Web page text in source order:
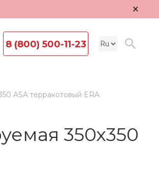
×
8 (800) 500-11-23
ASA терракотовый ERA
350х350